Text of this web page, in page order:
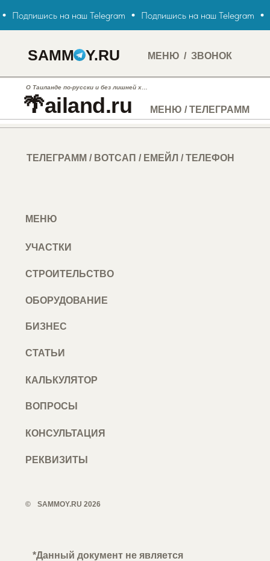
Подпишись на наш Telegram Подпишись на наш Telegram
SAMMOY.RU
ЗЕМЛЯ ДЛЯ МОЕК САМООБСЛУЖИВАНИЯ
МЕНЮ / ЗВОНОК
МЕНЮ / ТЕЛЕГРАММ
🌴ailand.ru
О Таиланде по-русски и без лишней х…
©️ SAMMOY.RU 2026
ТЕЛЕГРАММ / ВОТСАП / ЕМЕЙЛ /ТЕЛЕФОН
КАЛЬКУЛЯТОР
УЧАСТКИ
СТРОИТЕЛЬСТВО
ОБОРУДОВАНИЕ
БИЗНЕС
СТАТЬИ
ВОПРОСЫ
КОНСУЛЬТАЦИЯ
РЕКВИЗИТЫ
МЕНЮ
*Данный ‎документ ‎не ‎является